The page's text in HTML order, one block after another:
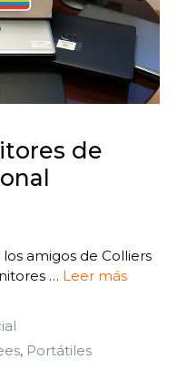
de
amigos de Colliers
… Leer más
, Portátiles